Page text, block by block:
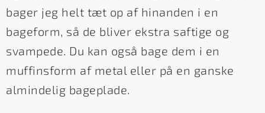
bager jeg helt tæt op af hinanden i en
bageform, så de bliver ekstra saftige og
svampede. Du kan også bage dem i en
muffinsform af metal eller på en ganske
almindelig bageplade.